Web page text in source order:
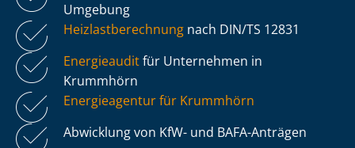
Umgebung
Heiz­last­be­rech­nung nach DIN/TS 12831
Energieauditfür Unternehmen in
Krummhörn
Energieagentur für Krummhörn
Abwicklung von KfW- und BAFA-Anträgen